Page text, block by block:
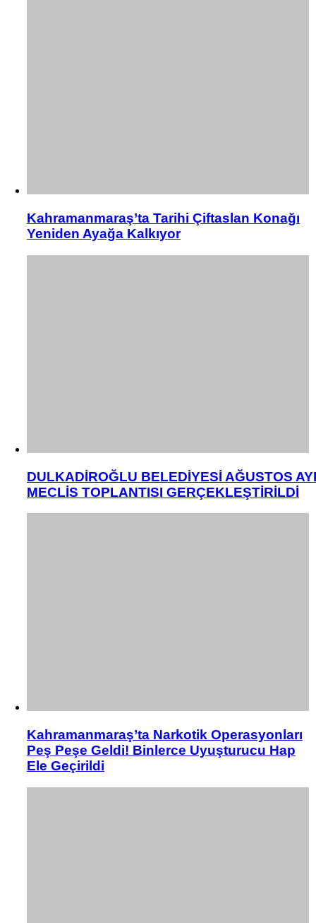
Kahramanmaraş’ta Tarihi Çiftaslan Konağı
Yeniden Ayağa Kalkıyor
DULKADİROĞLU BELEDİYESİ AĞUSTOS AYI
MECLİS TOPLANTISI GERÇEKLEŞTİRİLDİ
Kahramanmaraş’ta Narkotik Operasyonları
Peş Peşe Geldi! Binlerce Uyuşturucu Hap
Ele Geçirildi